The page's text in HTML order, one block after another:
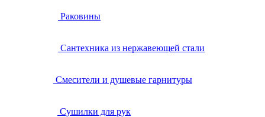
Раковины
Сантехника из нержавеющей стали
Смесители и душевые гарнитуры
Сушилки для рук